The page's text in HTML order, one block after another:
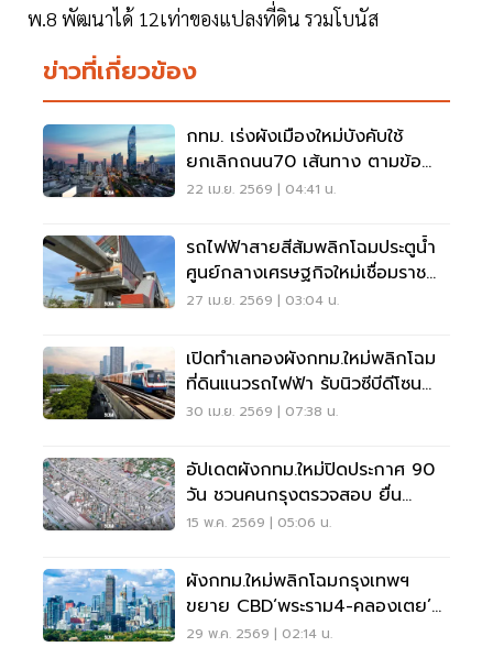
พ.8 พัฒนาได้ 12เท่าของแปลงที่ดิน รวมโบนัส
ข่าวที่เกี่ยวข้อง
กทม. เร่งผังเมืองใหม่บังคับใช้
ยกเลิกถนน70 เส้นทาง ตามข้อ
เรียกร้องประชาชน
22 เม.ย. 2569 | 04:41 น.
รถไฟฟ้าสายสีส้มพลิกโฉมประตูน้ำ
ศูนย์กลางเศรษฐกิจใหม่เชื่อมราช
ประสงค์
27 เม.ย. 2569 | 03:04 น.
เปิดทำเลทองผังกทม.ใหม่พลิกโฉม
ที่ดินแนวรถไฟฟ้า รับนิวซีบีดีโซน
ตะวันออก-เหนือของกทม.บูม
30 เม.ย. 2569 | 07:38 น.
อัปเดตผังกทม.ใหม่ปิดประกาศ 90
วัน ชวนคนกรุงตรวจสอบ ยื่น
คำร้อง ลดถนนเหลือ96สาย
15 พ.ค. 2569 | 05:06 น.
ผังกทม.ใหม่พลิกโฉมกรุงเทพฯ
ขยาย CBD‘พระราม4-คลองเตย’
ดันที่ดินบิ๊กทุน-รัฐได้อานิสงส์
29 พ.ค. 2569 | 02:14 น.